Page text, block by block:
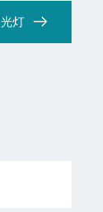
灯